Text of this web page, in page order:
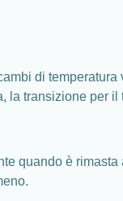
di
transizione per
quando è